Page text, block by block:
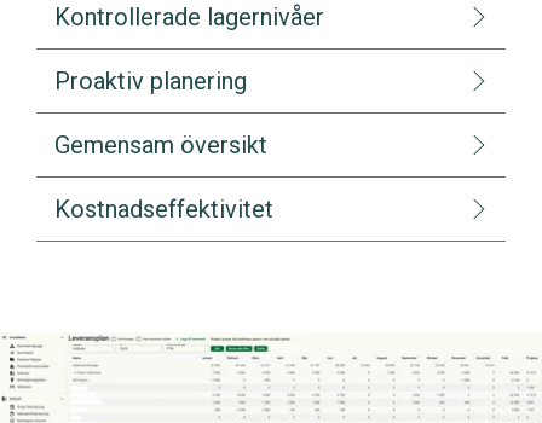
Kontrollerade lagernivåer
Proaktiv planering
Gemensam översikt
Kostnadseffektivitet